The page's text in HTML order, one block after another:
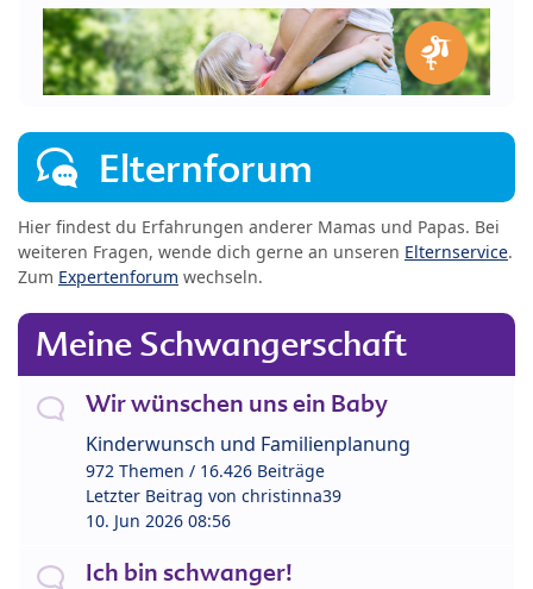
Elternforum
Hier findest du Erfahrungen anderer Mamas und Papas. Bei
weiteren Fragen, wende dich gerne an unseren Elternservice.
Zum Expertenforum wechseln.
Meine Schwangerschaft
Wir wünschen uns ein Baby
Kinderwunsch und Familienplanung
972 Themen / 16.426 Beiträge
Letzter Beitrag von christinna39
10. Jun 2026 08:56
Ich bin schwanger!